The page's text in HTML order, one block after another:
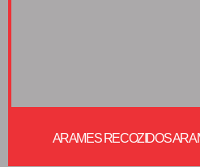
ARAMES RECOZIDOS